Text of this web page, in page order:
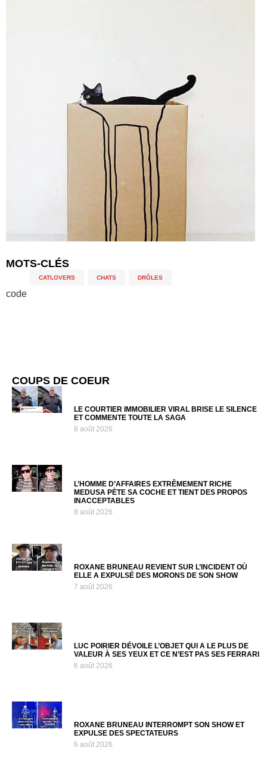
MOTS-CLÉS
CATLOVERS CHATS DRÔLES
code
COUPS DE COEUR
LE COURTIER IMMOBILIER VIRAL BRISE LE SILENCE
ET COMMENTE TOUTE LA SAGA
8 août 2026
L’HOMME D’AFFAIRES EXTRÊMEMENT RICHE
MEDUSA PÈTE SA COCHE ET TIENT DES PROPOS
INACCEPTABLES
8 août 2026
ROXANE BRUNEAU REVIENT SUR L’INCIDENT OÙ
ELLE A EXPULSÉ DES MORONS DE SON SHOW
7 août 2026
LUC POIRIER DÉVOILE L’OBJET QUI A LE PLUS DE
VALEUR À SES YEUX ET CE N’EST PAS SES FERRARI
6 août 2026
ROXANE BRUNEAU INTERROMPT SON SHOW ET
EXPULSE DES SPECTATEURS
6 août 2026